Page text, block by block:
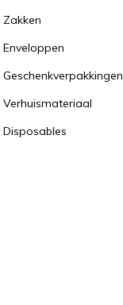
Zakken
Enveloppen
Geschenkverpakkingen
Verhuismateriaal
Disposables